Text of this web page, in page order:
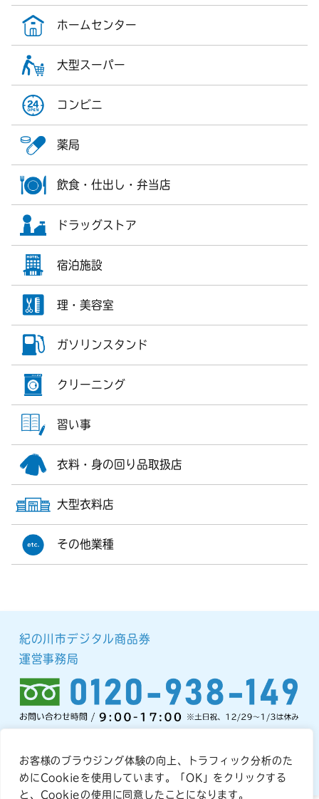
お客様のブラウジング体験の向上、トラフィック分析のた
めにCookieを使用しています。「OK」をクリックする
と、Cookieの使用に同意したことになります。
ホームセンター
大型スーパー
コンビニ
薬局
飲食・仕出し・弁当店
ドラッグストア
宿泊施設
理・美容室
ガソリンスタンド
クリーニング
習い事
衣料・身の回り品取扱店
大型衣料店
その他業種
紀の川市デジタル商品券
運営事務局
プライバシーポリシー